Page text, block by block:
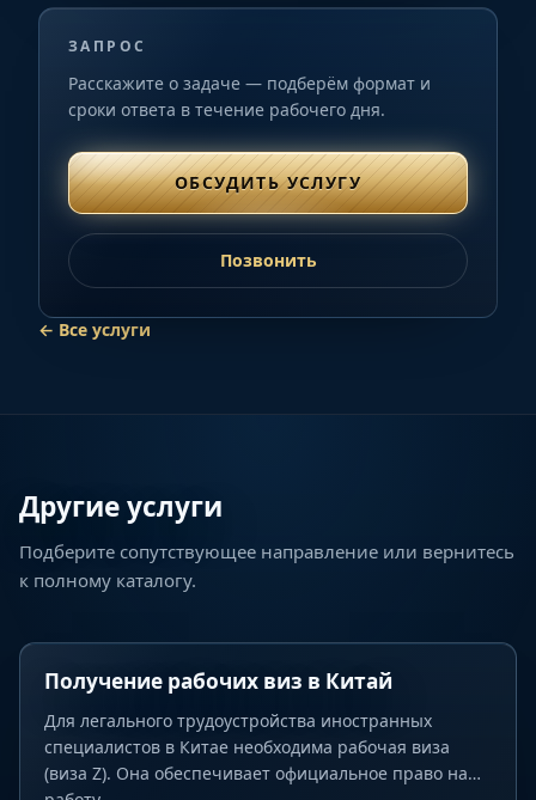
ЗАПРОС
Расскажите о задаче — подберём формат и
сроки ответа в течение рабочего дня.
ОБСУДИТЬ УСЛУГУ
Позвонить
← Все услуги
Другие услуги
Подберите сопутствующее направление или вернитесь
к полному каталогу.
Получение рабочих виз в Китай
Для легального трудоустройства иностранных
специалистов в Китае необходима рабочая виза
(виза Z). Она обеспечивает официальное право на